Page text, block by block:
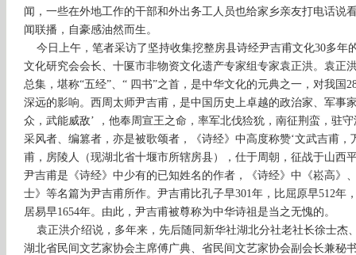
闻，一些在外地工作的干部和外出务工人员也给家乡亲友打电话说
闻联播，自豪感油然而生。
今日上午，笔者采访了坚持收集挖整房县诗经尹吉甫文化30多年
文化研究会会长、十匽市非物资文化遗产专家组专家袁正洪。袁正
总集，堪称“五经”、“ 四书”之首，是中华文化的元典之一，对我国
深远的影响。西周太师尹吉甫，是中国历史上卓越的政治家、军事
众，武能威敌’ ，他奉周宣王之命，率军北伐猃狁，南征荆蛮，驻
采风者、编篡者，亦是被歌颂者，《诗经》中高度称赞‘文武吉甫，
甫，房陵人（现湖北省十堰市所辖房县），仕于周朝，征战于山西
尹吉甫是《诗经》中少有的已知姓名的作者，《诗经》中《崧高》
士》等名篇为尹吉甫所作。尹吉甫比孔子早301年，比屈原早512年
居易早1654年。由此，尹吉甫被尊称为中华诗祖是当之无愧的。
袁正洪介绍说，多年来，先后随同新华社湖北分社老社长徐士杰
湖北省民间文艺家协会主席傅广典、省民间文艺家协会副会长兼秘